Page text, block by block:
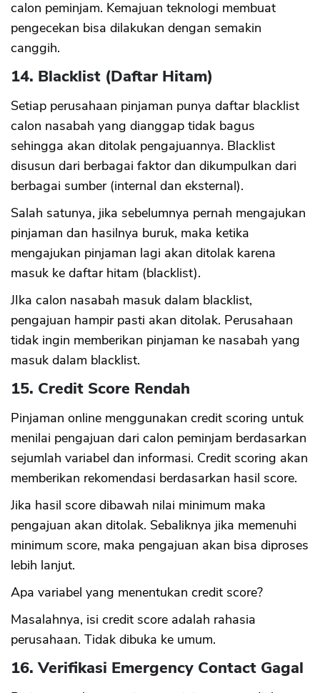
calon peminjam. Kemajuan teknologi membuat
pengecekan bisa dilakukan dengan semakin
canggih.
14. Blacklist (Daftar Hitam)
Setiap perusahaan pinjaman punya daftar blacklist
calon nasabah yang dianggap tidak bagus
sehingga akan ditolak pengajuannya. Blacklist
disusun dari berbagai faktor dan dikumpulkan dari
berbagai sumber (internal dan eksternal).
Salah satunya, jika sebelumnya pernah mengajukan
pinjaman dan hasilnya buruk, maka ketika
mengajukan pinjaman lagi akan ditolak karena
masuk ke daftar hitam (blacklist).
JIka calon nasabah masuk dalam blacklist,
pengajuan hampir pasti akan ditolak. Perusahaan
tidak ingin memberikan pinjaman ke nasabah yang
masuk dalam blacklist.
15. Credit Score Rendah
Pinjaman online menggunakan credit scoring untuk
menilai pengajuan dari calon peminjam berdasarkan
sejumlah variabel dan informasi. Credit scoring akan
memberikan rekomendasi berdasarkan hasil score.
Jika hasil score dibawah nilai minimum maka
pengajuan akan ditolak. Sebaliknya jika memenuhi
minimum score, maka pengajuan akan bisa diproses
lebih lanjut.
Apa variabel yang menentukan credit score?
Masalahnya, isi credit score adalah rahasia
perusahaan. Tidak dibuka ke umum.
16. Verifikasi Emergency Contact Gagal